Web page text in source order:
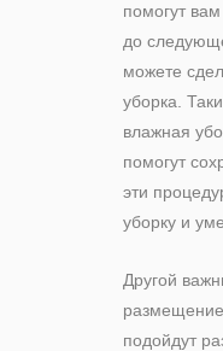
помогут
до
можете
уборка.
влажная
помогут
эти
уборку и
Другой
подойдут